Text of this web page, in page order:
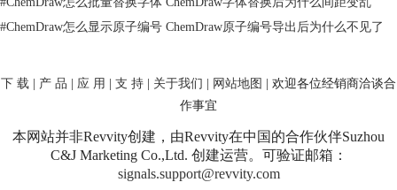
#ChemDraw怎么显示原子编号 ChemDraw原子编号导出后为什么不见了
下 载 产 品 应 用 支 持 关于我们 网站地图
| 欢迎各位经销商洽谈合
作事宜
本网站并非Revvity创建，由Revvity在中国的合作伙伴Suzhou
C&J Marketing Co.,Ltd. 创建运营。可验证邮箱：
signals.support@revvity.com